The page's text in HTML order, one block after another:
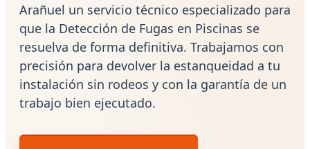
Arañuel un servicio técnico especializado para
que la Detección de Fugas en Piscinas se
resuelva de forma definitiva. Trabajamos con
precisión para devolver la estanqueidad a tu
instalación sin rodeos y con la garantía de un
trabajo bien ejecutado.